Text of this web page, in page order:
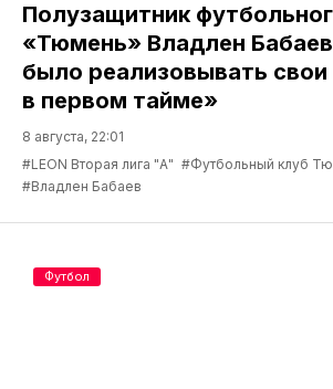
Полузащитник
«Тюмень» Владлен
было реализовывать
в первом тайме»
8 августа, 22:01
#LEON Вторая лига "А" #Футбольный клуб
#Владлен Бабаев
Футбол